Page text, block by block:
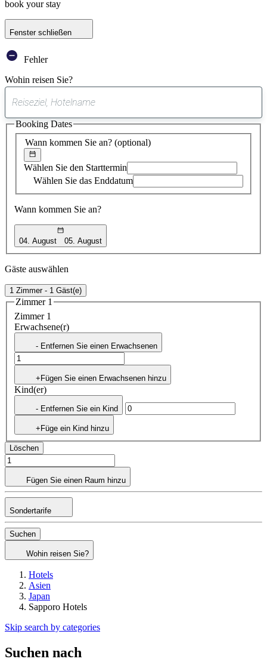
book your stay
Fenster schließen
Fehler
Wohin reisen Sie?
gefundener
Vorschlag
Wann kommen Sie an? (optional)
Wählen Sie den Starttermin
Wählen Sie das Enddatum
Wann kommen Sie an?
04. August 05. August
Booking Dates
Gäste auswählen
1 Zimmer - 1 Gäst(e)
Zimmer 1
Zimmer 1
Erwachsene(r)
- Entfernen Sie einen Erwachsenen
+Fügen Sie einen Erwachsenen hinzu
Kind(er)
- Entfernen Sie ein Kind
+Füge ein Kind hinzu
Löschen
Fügen Sie einen Raum hinzu
Sondertarife
Suchen
Wohin reisen Sie?
Hotels
Asien
Japan
Sapporo Hotels
Skip search by categories
Suchen nach